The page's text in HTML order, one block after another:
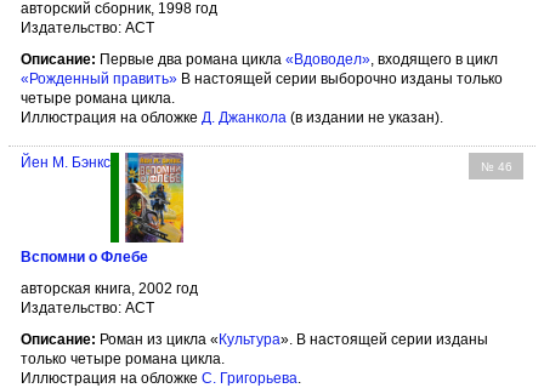
авторский сборник, 1998 год
Издательство: АСТ
Описание: Первые два романа цикла «Вдоводел» , входящего в цикл
«Рожденный править» В настоящей серии выборочно изданы только
четыре романа цикла.
Иллюстрация на обложке Д. Джанкола (в издании не указан).
№ 46
Йен М. Бэнкс
Вспомни о Флебе
авторская книга, 2002 год
Издательство: АСТ
Описание: Роман из цикла «Культура». В настоящей серии изданы
только четыре романа цикла.
Иллюстрация на обложке С. Григорьева.